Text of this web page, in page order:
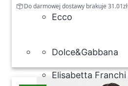
Ecco
Dolce&Gabbana
Elisabetta Franchi
Do darmowej dostawy brakuje 31.01zł